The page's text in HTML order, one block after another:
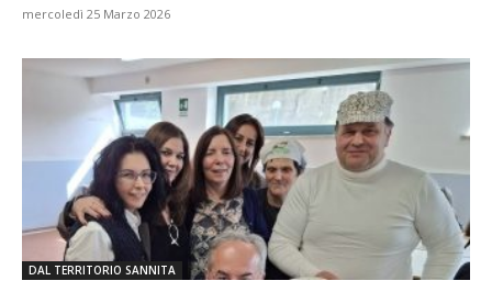
mercoledì 25 Marzo 2026
DAL TERRITORIO SANNITA